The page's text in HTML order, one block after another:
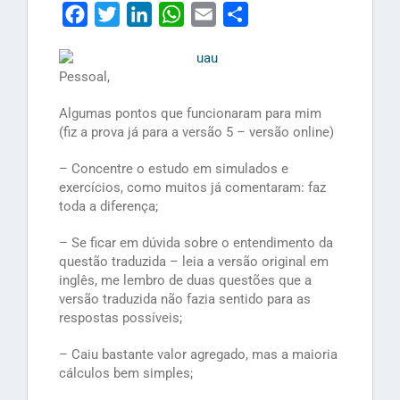
FacebookTwitterLinkedInWhatsApp
Email
Pessoal,
Algumas pontos que funcionaram para mim
(fiz a prova já para a versão 5 – versão online)
– Concentre o estudo em simulados e
exercícios, como muitos já comentaram: faz
toda a diferença;
– Se ficar em dúvida sobre o entendimento da
questão traduzida – leia a versão original em
inglês, me lembro de duas questões que a
versão traduzida não fazia sentido para as
respostas possíveis;
– Caiu bastante valor agregado, mas a maioria
cálculos bem simples;